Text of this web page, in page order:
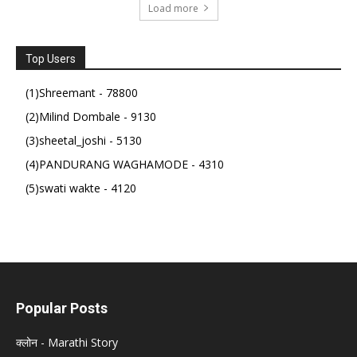
Load more
Top Users
(1)Shreemant - 78800
(2)Milind Dombale - 9130
(3)sheetal_joshi - 5130
(4)PANDURANG WAGHAMODE - 4310
(5)swati wakte - 4120
Popular Posts
क्लोन - Marathi Story